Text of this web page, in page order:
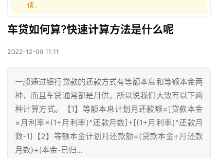
债。
车贷如何算?快速计算方法是什么呢
2022-12-06 11:11
一般通过银行贷款的还款方式有等额本息和等额本金两
种，而且车贷通常都是月供，所以说我们大致有以下两
种计算方式。【1】等额本息计划月还款额=[贷款本金
×月利率×(1+月利率)^还款月数]÷[(1+月利率)^还款月
数-1]【2】等额本金计划月还款额=(贷款本金÷月还款
月数)+(本金-已归...